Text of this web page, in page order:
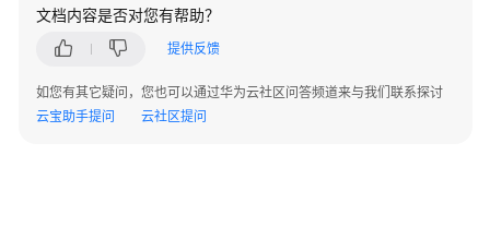
指
南
GaussDB
数
文档内容是否对您有帮助？
提供反馈
如您有其它疑问，您也可以通过华为云社区问答频道来与我们联系探讨
云宝助手提问
云社区提问